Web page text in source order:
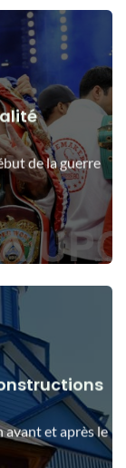
de la guerre
guerre
et après le
le début de la